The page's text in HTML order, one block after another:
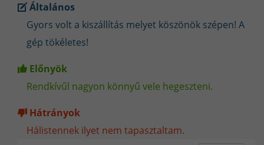
Általános
Gyors volt a kiszállítás melyet köszönök szépen! A
gép tökéletes!
Előnyök
Rendkívűl nagyon könnyű vele hegeszteni.
Hátrányok
Hálistennek ilyet nem tapasztaltam.